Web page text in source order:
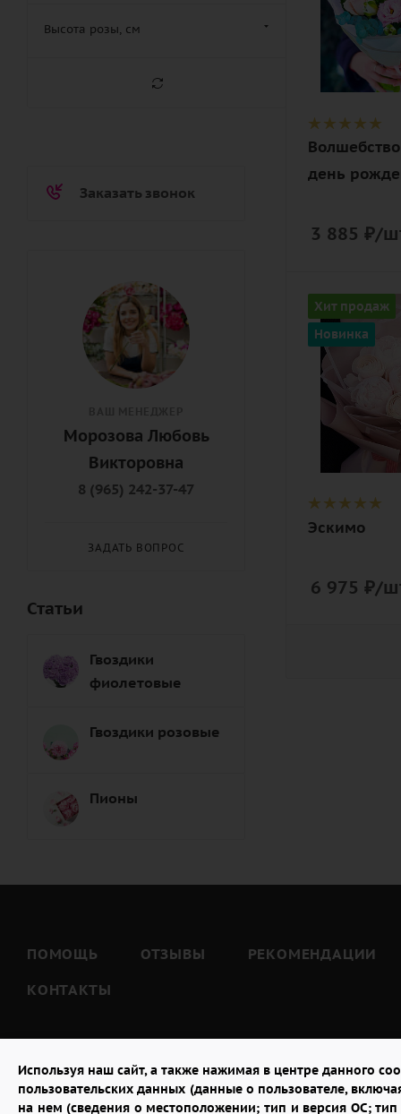
Используя наш сайт, а также нажимая в центре данного
пользовательских данных (данные о пользователе,
на нем (сведения о местоположении; тип и версия ОС;
Описание
гвоздика
(диантус),
(лизиантус),
зелень,
день
3 885 ₽/
Хит продаж
Новинка
Цвет
нежный,
розовый
Описание
пион,
лента,
Эскимо
6 975 ₽/
Высота розы, см
Заказать звонок
Морозова Любовь
Викторовна
8 (965) 242-37-47
ЗАДАТЬ ВОПРОС
Статьи
Гвоздики
фиолетовые
Гвоздики розовые
Пионы
ПОМОЩЬ ОТЗЫВЫ
РЕКОМЕНДАЦИИ
КОНТАКТЫ